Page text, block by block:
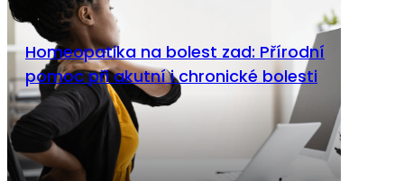
Homeopatika na bolest zad: Přírodní
pomoc při akutní i chronické bolesti